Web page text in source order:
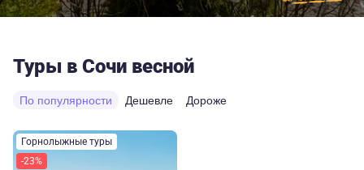
Туры в Сочи весной
По популярности Дешевле Дороже
Горнолыжные туры
-23%